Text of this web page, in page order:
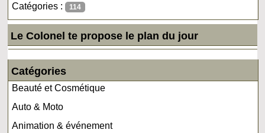
Catégories : 114
Le Colonel te propose le plan du jour
Catégories
Beauté et Cosmétique
Auto & Moto
Animation & événement